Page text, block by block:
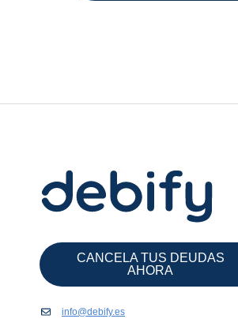
CANCELA TUS DEUDAS
AHORA
info@debify.es